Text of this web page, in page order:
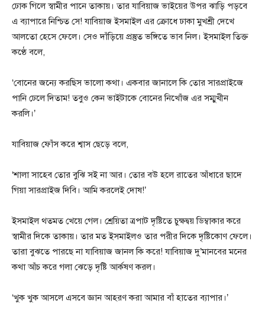
ঢোক গিলে স্বামীর পানে তাকায়। তার যাবিয়াজ ভাইয়ের উপর ঝাড়ি পড়বে
এ ব্যাপারে নিশ্চিত সে! যাবিয়াজ ইসমাইল এর ক্রোধে ঢাকা মুখশ্রী দেখে
আলতো হেসে ফেলে। সেও দাঁড়িয়ে প্রস্তুত ভঙ্গিতে ভাব নিল। ইসমাইল তিক্ত
কণ্ঠে বলে,
‘বোনের জন্যে করছিস ভালো কথা। একবার জানালে কি তোর সারপ্রাইজে
পানি ঢেলে দিতাম! তবুও কেন ভাইটাকে বোনের নিখোঁজ এর সম্মুখীন
করলি।’
যাবিয়াজ ফোঁস করে শ্বাস ছেড়ে বলে,
‘শালা সাহেব তোর বুঝি সই না আর। তোর বউ হলে রাতের আঁধারে ছাদে
গিয়া সারপ্রাইজ দিবি। আমি করলেই দোষ!’
ইসমাইল থতমত খেয়ে গেল। শ্রেয়িতা ত্রপাট দৃষ্টিতে চুক্ষদ্বয় ডিম্বাকার করে
স্বামীর দিকে তাকায়। তার মত ইসমাইলও তার পরীর দিকে দৃষ্টিকোণ ফেলে।
তারা বুঝতে পারছে না যাবিয়াজ জানল কি করে! যাবিয়াজ দু’মানবের মনের
কথা আঁচ করে গলা ঝেড়ে দৃষ্টি আর্কষণ করল।
‘খুক খুক আসলে এসবে জ্ঞান আহরণ করা আমার বাঁ হাতের ব্যাপার।’